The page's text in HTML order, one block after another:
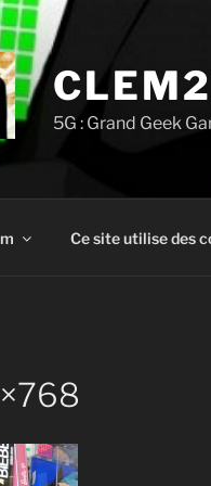
5G : Grand Geek
Ce site utilise des